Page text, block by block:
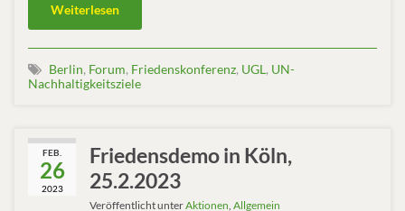
Weiterlesen
Berlin, Forum, Friedenskonferenz, UGL, UN-
Nachhaltigkeitsziele
FEB.
26
2023
Friedensdemo in Köln,
25.2.2023
Veröffentlicht unterAktionen Allgemein